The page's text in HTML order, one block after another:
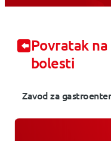
Povratak
bolesti
Zavod za